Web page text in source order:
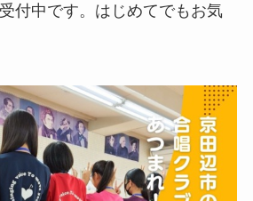
付中です。はじめてでもお気